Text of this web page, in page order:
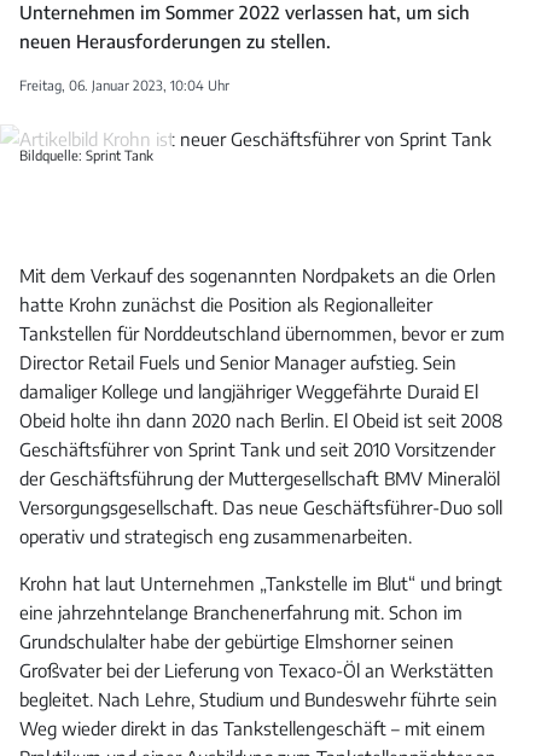
Unternehmen im Sommer 2022 verlassen hat, um sich
neuen Herausforderungen zu stellen.
Freitag, 06. Januar 2023, 10:04 Uhr
Bildquelle: Sprint Tank
Mit dem Verkauf des sogenannten Nordpakets an die Orlen
hatte Krohn zunächst die Position als Regionalleiter
Tankstellen für Norddeutschland übernommen, bevor er zum
Director Retail Fuels und Senior Manager aufstieg. Sein
damaliger Kollege und langjähriger Weggefährte Duraid El
Obeid holte ihn dann 2020 nach Berlin. El Obeid ist seit 2008
Geschäftsführer von Sprint Tank und seit 2010 Vorsitzender
der Geschäftsführung der Muttergesellschaft BMV Mineralöl
Versorgungsgesellschaft. Das neue Geschäftsführer-Duo soll
operativ und strategisch eng zusammenarbeiten.
Krohn hat laut Unternehmen „Tankstelle im Blut“ und bringt
eine jahrzehntelange Branchenerfahrung mit. Schon im
Grundschulalter habe der gebürtige Elmshorner seinen
Großvater bei der Lieferung von Texaco-Öl an Werkstätten
begleitet. Nach Lehre, Studium und Bundeswehr führte sein
Weg wieder direkt in das Tankstellengeschäft – mit einem